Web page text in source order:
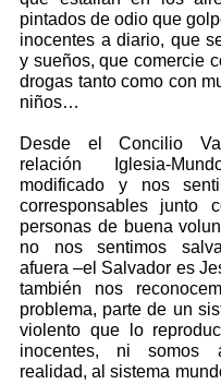
pintados de odio que
inocentes a diario, que
y sueños, que comercie
drogas tanto como con
niños…
Desde el Concilio
relación Iglesia-
modificado y nos
corresponsables junto
personas de buena
no nos sentimos
afuera –el Salvador es
también nos
problema, parte de un
violento que lo
inocentes, ni somos
realidad, al sistema